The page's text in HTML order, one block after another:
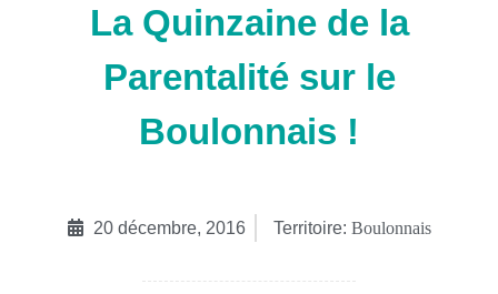
La Quinzaine de la
Parentalité sur le
Boulonnais !
20 décembre, 2016 Territoire: Boulonnais